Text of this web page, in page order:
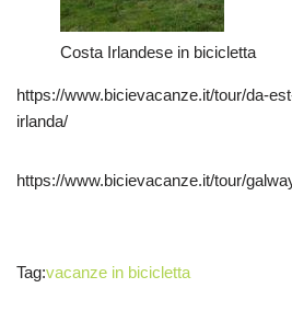
Costa Irlandese in bicicletta
https://www.bicievacanze.it/tour/da-
irlanda/
https://www.bicievacanze.it/tour/
Tag:vacanze in bicicletta